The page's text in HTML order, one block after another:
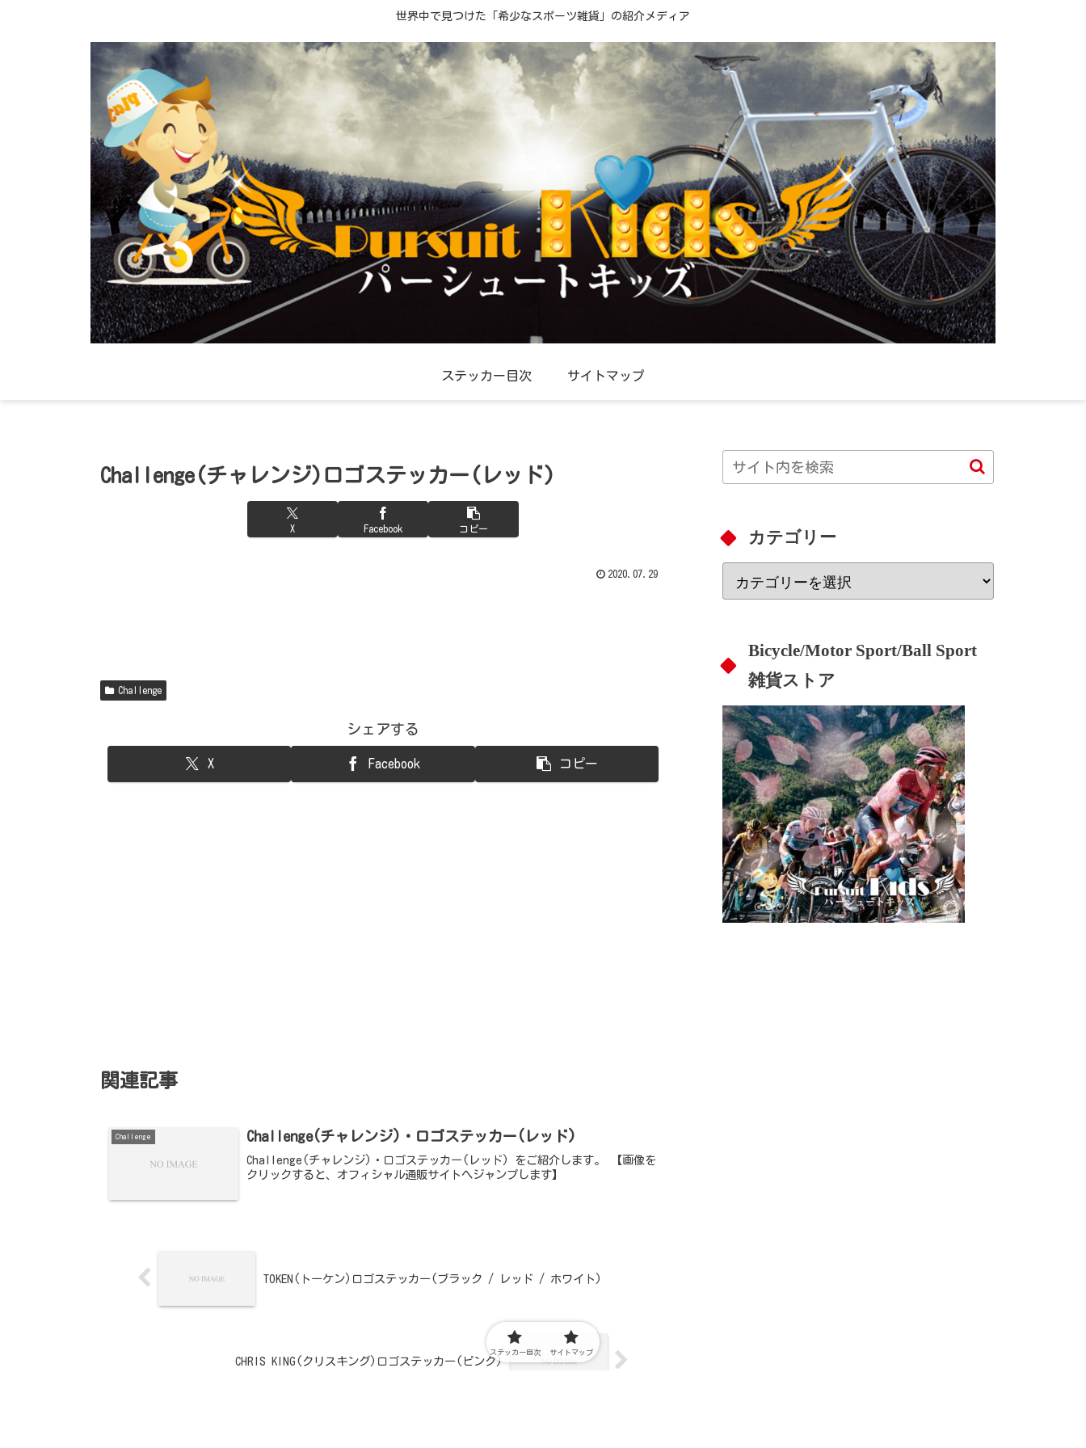
世界中で見つけた「希少なスポーツ雑貨」の紹介メディア
ステッカー目次 サイトマップ
Challenge(チャレンジ)ロゴステッカー(レッド)
X Facebook コピー
2020.07.29
Challenge
シェアする
X Facebook コピー
関連記事
Challenge Challenge(チャレンジ)・ロゴステッカー(レッド)
Challenge(チャレンジ)・ロゴステッカー(レッド) をご紹介します。 【画像を
クリックすると、オフィシャル通販サイトへジャンプします】
TOKEN(トーケン)ロゴステッカー(ブラック / レッド / ホワイト)
CHRIS KING(クリスキング)ロゴステッカー(ピンク)
カテゴリー
Bicycle/Motor Sport/Ball Sport
雑貨ストア
ステッカー目次 サイトマップ